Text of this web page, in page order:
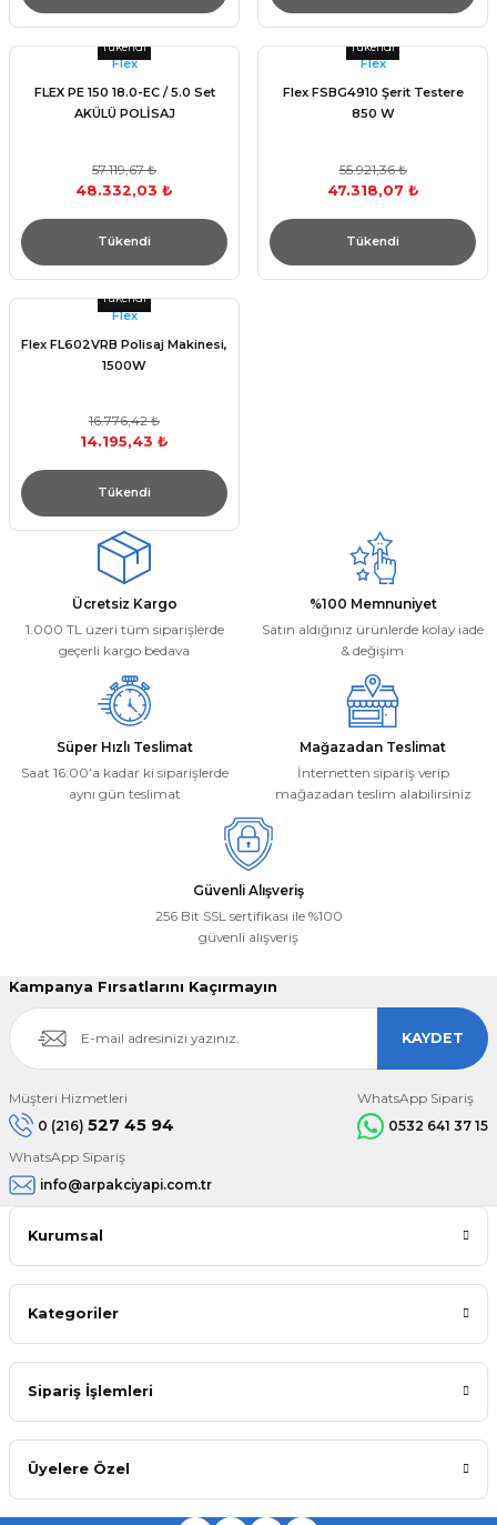
Tükendi
Flex
FLEX PE 150 18.0-EC / 5.0 Set
AKÜLÜ POLİSAJ
57.119,67 ₺
48.332,03 ₺
Tükendi
Tükendi
Flex
Flex FSBG4910 Şerit Testere
850 W
55.921,36 ₺
47.318,07 ₺
Tükendi
Tükendi
Flex
Flex FL602VRB Polisaj Makinesi,
1500W
16.776,42 ₺
14.195,43 ₺
Tükendi
Ücretsiz Kargo
1.000 TL üzeri tüm siparişlerde
geçerli kargo bedava
%100 Memnuniyet
Satın aldığınız ürünlerde kolay iade
& değişim
Süper Hızlı Teslimat
Saat 16:00’a kadar ki siparişlerde
aynı gün teslimat
Mağazadan Teslimat
İnternetten sipariş verip
mağazadan teslim alabilirsiniz
Güvenli Alışveriş
256 Bit SSL sertifikası ile %100
güvenli alışveriş
Kampanya Fırsatlarını Kaçırmayın
KAYDET
Müşteri Hizmetleri
0 (216) 527 45 94
WhatsApp Sipariş
0532 641 37 15
WhatsApp Sipariş
info@arpakciyapi.com.tr
Kurumsal
Kategoriler
Sipariş İşlemleri
Üyelere Özel